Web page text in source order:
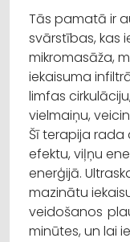
Tās pamatā ir
svārstības, kas
mikromasāža,
iekaisuma
limfas
vielmaiņu,
Šī terapija rada
efektu, viļņu
enerģijā.
mazinātu
veidošanos
minūtes, un lai